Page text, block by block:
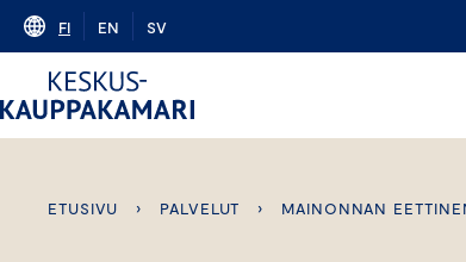
Skip
content
FI EN SV
ETUSIVU › PALVELUT › MAINONNAN